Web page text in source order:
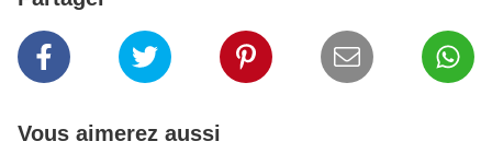
Vous aimerez aussi